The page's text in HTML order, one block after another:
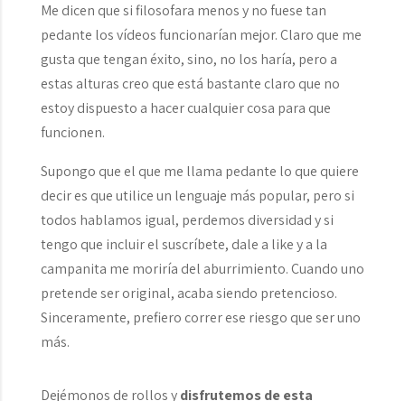
Me dicen que si filosofara menos y no fuese tan
pedante los vídeos funcionarían mejor. Claro que me
gusta que tengan éxito, sino, no los haría, pero a
estas alturas creo que está bastante claro que no
estoy dispuesto a hacer cualquier cosa para que
funcionen.
Supongo que el que me llama pedante lo que quiere
decir es que utilice un lenguaje más popular, pero si
todos hablamos igual, perdemos diversidad y si
tengo que incluir el suscríbete, dale a like y a la
campanita me moriría del aburrimiento. Cuando uno
pretende ser original, acaba siendo pretencioso.
Sinceramente, prefiero correr ese riesgo que ser uno
más.
Dejémonos de rollos ydisfrutemos de esta